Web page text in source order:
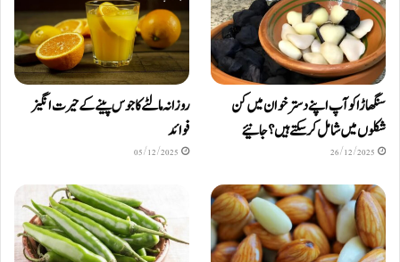
سنگھاڑا کو آپ اپنے دستر خوان میں کن
شکلوں میں شامل کرسکتے ہیں ؟ جانیئے
26/12/2025
روزانہ مالٹے کا جوس پینے کے حیرت انگیز
فوائد
05/12/2025